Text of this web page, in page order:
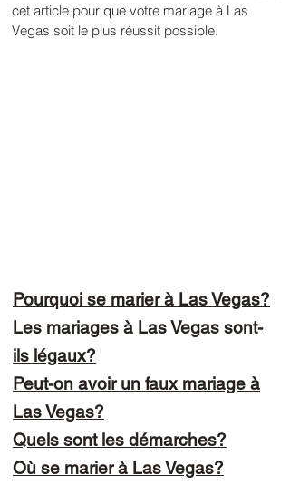
cet article pour que votre mariage à Las
Vegas soit le plus réussit possible.
Pourquoi se marier à Las Vegas?
Les mariages à Las Vegas sont-
ils légaux?
Peut-on avoir un faux mariage à
Las Vegas?
Quels sont les démarches?
Où se marier à Las Vegas?